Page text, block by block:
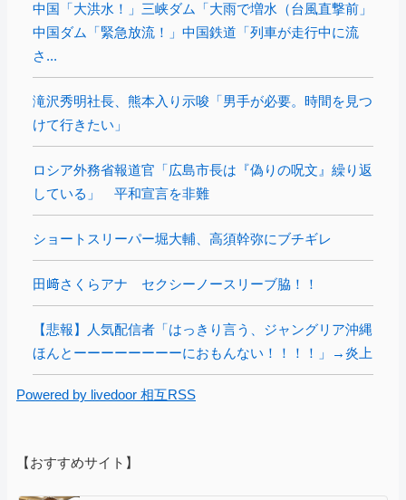
中国「大洪水！」三峡ダム「大雨で増水（台風直撃前」
中国ダム「緊急放流！」中国鉄道「列車が走行中に流
さ...
滝沢秀明社長、熊本入り示唆「男手が必要。時間を見つ
けて行きたい」
ロシア外務省報道官「広島市長は『偽りの呪文』繰り返
している」 平和宣言を非難
ショートスリーパー堀大輔、高須幹弥にブチギレ
田﨑さくらアナ セクシーノースリーブ脇！！
【悲報】人気配信者「はっきり言う、ジャングリア沖縄
ほんとーーーーーーーーにおもんない！！！！」→炎上
Powered by livedoor 相互RSS
【おすすめサイト】